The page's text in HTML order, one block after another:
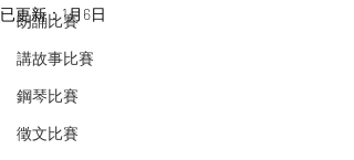
朗誦比賽
講故事比賽
鋼琴比賽
徵文比賽
已更新：1月6日